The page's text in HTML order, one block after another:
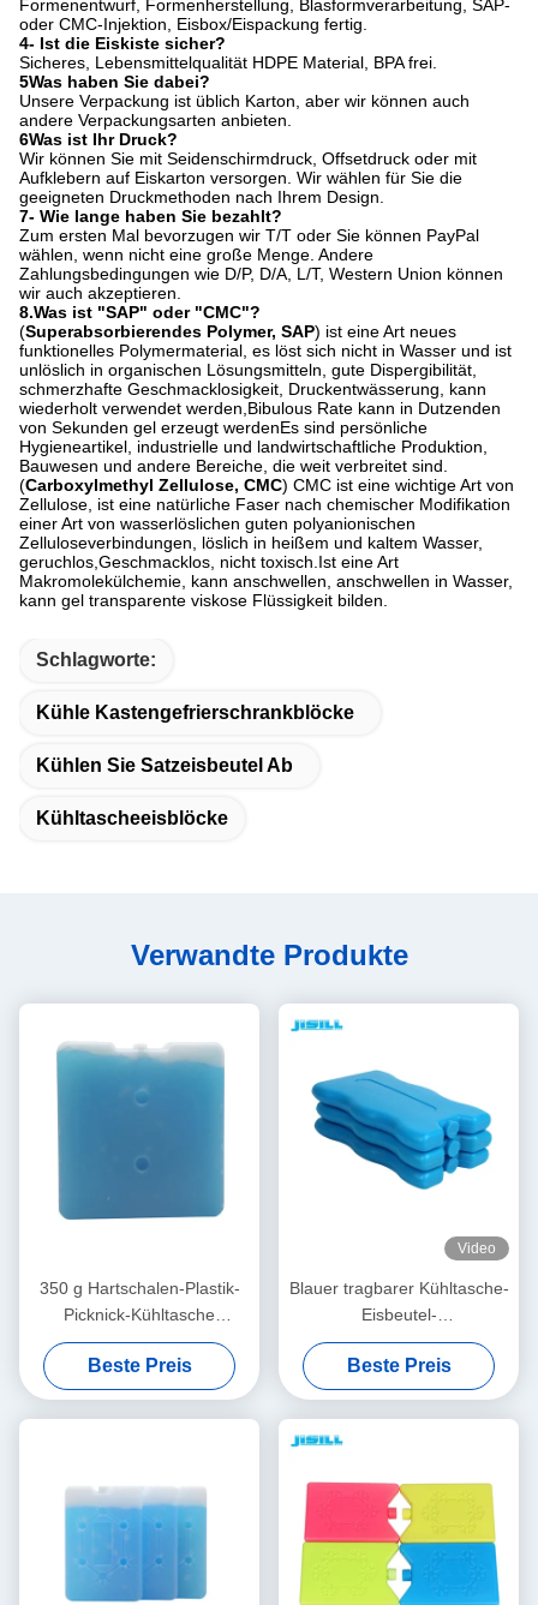
Formenentwurf, Formenherstellung, Blasformverarbeitung, SAP-
oder CMC-Injektion, Eisbox/Eispackung fertig.
4- Ist die Eiskiste sicher?
Sicheres, Lebensmittelqualität HDPE Material, BPA frei.
5Was haben Sie dabei?
Unsere Verpackung ist üblich Karton, aber wir können auch
andere Verpackungsarten anbieten.
6Was ist Ihr Druck?
Wir können Sie mit Seidenschirmdruck, Offsetdruck oder mit
Aufklebern auf Eiskarton versorgen. Wir wählen für Sie die
geeigneten Druckmethoden nach Ihrem Design.
7- Wie lange haben Sie bezahlt?
Zum ersten Mal bevorzugen wir T/T oder Sie können PayPal
wählen, wenn nicht eine große Menge. Andere
Zahlungsbedingungen wie D/P, D/A, L/T, Western Union können
wir auch akzeptieren.
8.Was ist "SAP" oder "CMC"?
(Superabsorbierendes Polymer, SAP) ist eine Art neues
funktionelles Polymermaterial, es löst sich nicht in Wasser und ist
unlöslich in organischen Lösungsmitteln, gute Dispergibilität,
schmerzhafte Geschmacklosigkeit, Druckentwässerung, kann
wiederholt verwendet werden,Bibulous Rate kann in Dutzenden
von Sekunden gel erzeugt werdenEs sind persönliche
Hygieneartikel, industrielle und landwirtschaftliche Produktion,
Bauwesen und andere Bereiche, die weit verbreitet sind.
(Carboxylmethyl Zellulose, CMC) CMC ist eine wichtige Art von
Zellulose, ist eine natürliche Faser nach chemischer Modifikation
einer Art von wasserlöslichen guten polyanionischen
Zelluloseverbindungen, löslich in heißem und kaltem Wasser,
geruchlos,Geschmacklos, nicht toxisch.Ist eine Art
Makromolekülchemie, kann anschwellen, anschwellen in Wasser,
kann gel transparente viskose Flüssigkeit bilden.
Schlagworte:
Kühle Kastengefrierschrankblöcke
Kühlen Sie Satzeisbeutel Ab
Kühltascheeisblöcke
Verwandte Produkte
350 g Hartschalen-Plastik-
Picknick-Kühltasche
Eisbeutel Gefrierschrank-
Eissteine
Beste Preis
Video
Blauer tragbarer Kühltasche-
Eisbeutel-
wiederverwendbare
einfrierbare Gel-
Kaltverpackungen
Beste Preis